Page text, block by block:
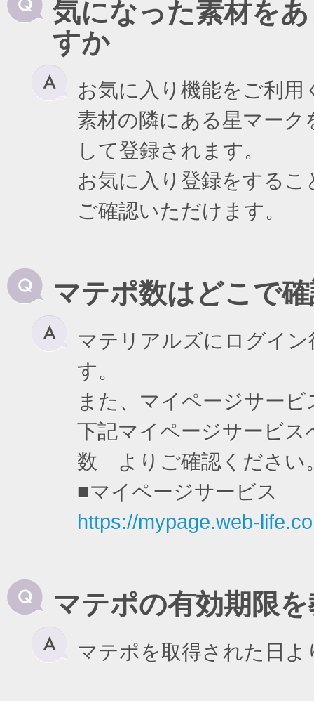
気になった素材を
すか
お気に入り機能をご利用
素材の隣にある星マー
して登録されます。
お気に入り登録をする
ご確認いただけます。
マテポ数はどこで
マテリアルズにログイ
す。
また、マイページサー
下記マイページサービ
数 よりご確認ください
■マイページサービス
https://mypage.web-
マテポの有効期限
マテポを取得された日